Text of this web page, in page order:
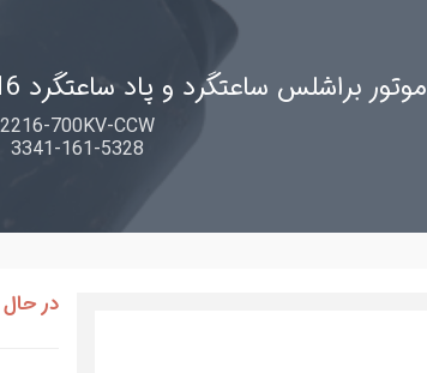
موتور براشلس ساعتگرد و پاد ساعتگرد 2216 700kv توان 240 وات
2216-700KV-CCW
3341-161-5328
در